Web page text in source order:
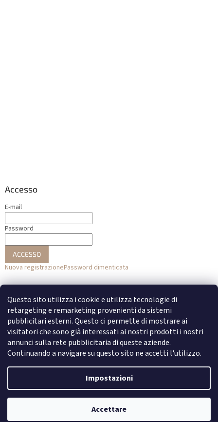
Questo sito utilizza i cookie e utilizza tecnologie di
retargeting e remarketing provenienti da sistemi
pubblicitari esterni. Questo ci permette di mostrare ai
visitatori che sono già interessati ai nostri prodotti i nostri
annunci sulla rete pubblicitaria di queste aziende.
Continuando a navigare su questo sito ne accetti l'utilizzo.
Impostazioni
Accettare
Accesso
E-mail
Password
ACCESSO
Nuova registrazionePassword dimenticata
o
Accesso con Facebook
Accesso con Google
Copyright 2026DENATO. Tutti i diritti riservati.Modifica delle
impostazioni dei cookie